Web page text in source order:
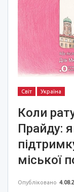
Світ Україна
Коли
Прайду:
міської
Опубліковано